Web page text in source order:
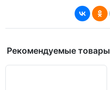
Рекомендуемые товары